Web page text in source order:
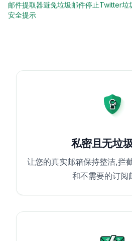
邮件提取器避免垃圾邮件停止Twitter垃
安全提示
私密且无垃
让您的真实邮箱保持整洁,拦
和不需要的订阅